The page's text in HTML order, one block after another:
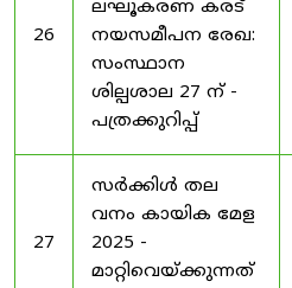
26
ലഘൂകരണ കരട്
നയസമീപന രേഖ:
സംസ്ഥാന
ശില്പശാല 27 ന് -
പത്രക്കുറിപ്പ്
27
സർക്കിൾ തല
വനം കായിക മേള
2025 -
മാറ്റിവെയ്ക്കുന്നത്